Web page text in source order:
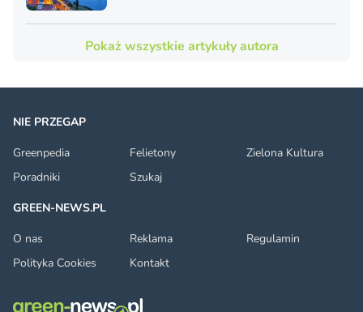
Pokaż wszystkie artykuły autora
NIE PRZEGAP
Greenpedia
Felietony
Zielona Kultura
Poradniki
Szukaj
GREEN-NEWS.PL
O nas
Reklama
Regulamin
Polityka Cookies
Kontakt